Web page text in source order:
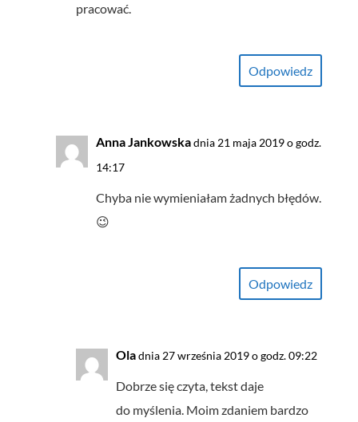
pracować.
Odpowiedz
Anna Jankowskadnia 21 maja 2019 o godz.
14:17
Chyba nie wymieniałam żadnych błędów.
😉
Odpowiedz
Oladnia 27 września 2019 o godz. 09:22
Dobrze się czyta, tekst daje
do myślenia. Moim zdaniem bardzo